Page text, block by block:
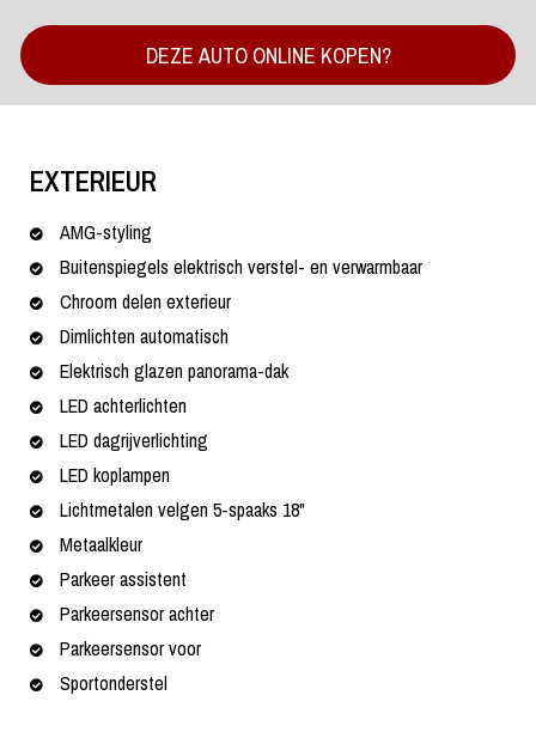
DEZE AUTO ONLINE KOPEN?
EXTERIEUR
AMG-styling
Buitenspiegels elektrisch verstel- en verwarmbaar
Chroom delen exterieur
Dimlichten automatisch
Elektrisch glazen panorama-dak
LED achterlichten
LED dagrijverlichting
LED koplampen
Lichtmetalen velgen 5-spaaks 18"
Metaalkleur
Parkeer assistent
Parkeersensor achter
Parkeersensor voor
Sportonderstel